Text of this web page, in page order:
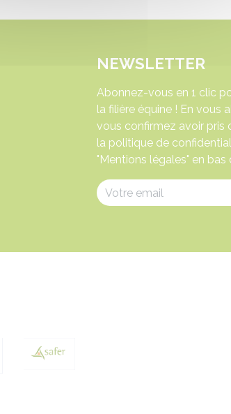
NEWSLETTER
Abonnez-vous en 1 clic
la filière équine ! En vous
vous confirmez avoir pris
la politique de
"Mentions légales" en bas